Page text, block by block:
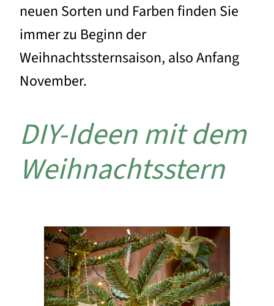
neuen Sorten und Farben finden Sie
immer zu Beginn der
Weihnachtssternsaison, also Anfang
November.
DIY-Ideen mit dem
Weihnachtsstern